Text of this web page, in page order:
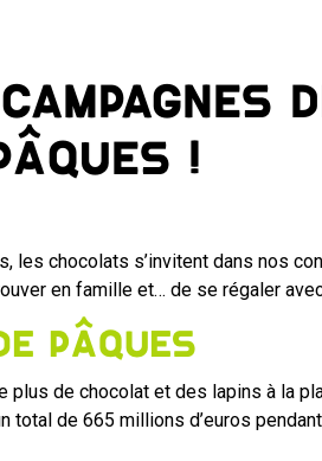
!
les chocolats s’invitent dans nos
en famille et… de se régaler
Pâques
plus de chocolat et des lapins à la
total de 665 millions d’euros